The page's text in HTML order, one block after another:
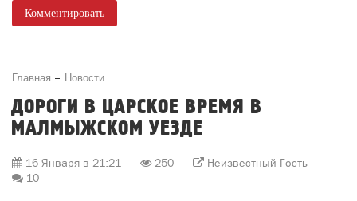
Комментировать
Главная Новости
ДОРОГИ В ЦАРСКОЕ ВРЕМЯ В
МАЛМЫЖСКОМ УЕЗДЕ
16 Января в 21:21 250
Неизвестный Гость
10